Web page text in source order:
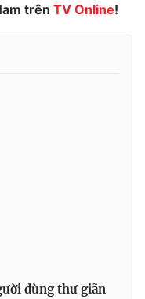
trên TV Online!
dùng thư giãn